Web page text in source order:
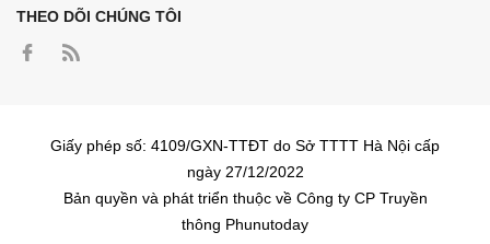
THEO DÕI CHÚNG TÔI
Giấy phép số: 4109/GXN-TTĐT do Sở TTTT Hà Nội cấp
ngày 27/12/2022
Bản quyền và phát triển thuộc về Công ty CP Truyền
thông Phunutoday